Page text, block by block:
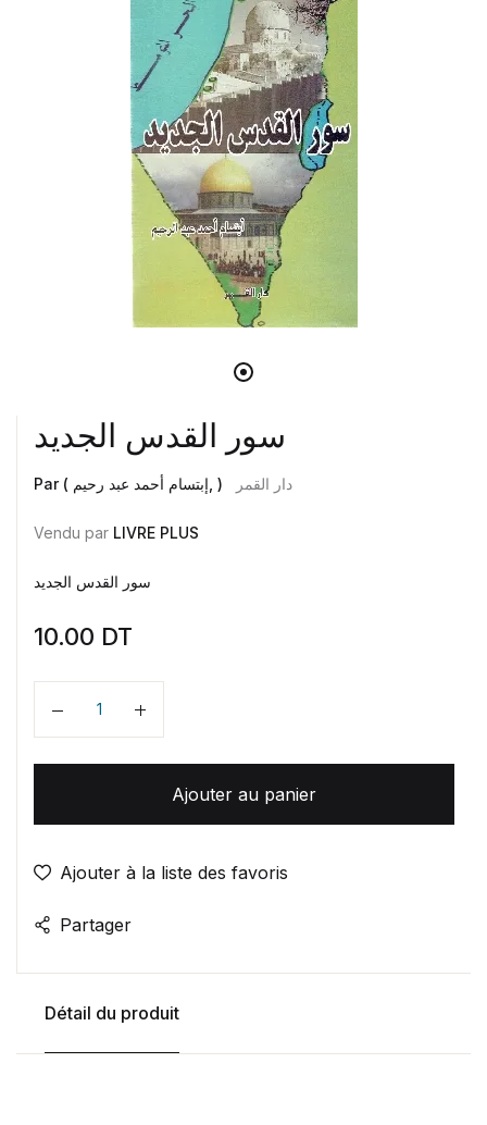
سور القدس الجديد
Par ( إبتسام أحمد عبد رحيم, ) دار القمر
Vendu par LIVRE PLUS
سور القدس الجديد
10.00 DT
Quantité
Ajouter au panier
Ajouter à la liste des favoris
Partager
Détail du produit